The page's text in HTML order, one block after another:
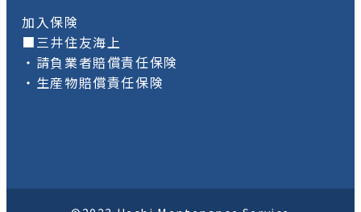
加入保険
■三井住友海上
・請負業者賠償責任保険
・生産物賠償責任保険